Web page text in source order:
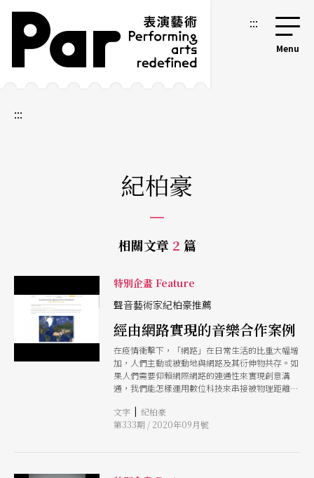
跳到主要內容區塊
網站導覽 :::
:::
紀柏豪
相關文章 2 篇
特別企畫 Feature
聲音藝術家紀柏豪推薦
經由網路實現的音樂合作案例
在疫情衝擊下，「網路」在日常生活的比重大幅增
加，人們主動或被動地與網路及其衍伸物共存。如
果人們需要仰賴網際網路的連通性來實現創意溝
通，我們能怎樣運用數位科技來串接被物理距離所
人、人與科技物之間，建立起更緊密的合作關係？
本文列舉了五項網路應用的音樂合作案例，希望能
文字 | 紀柏豪
第333期 / 2020年09月號